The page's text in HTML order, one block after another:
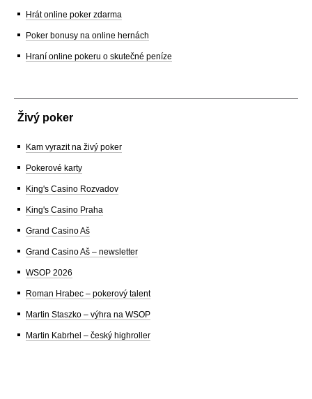
Hrát online poker zdarma
Poker bonusy na online hernách
Hraní online pokeru o skutečné peníze
Živý poker
Kam vyrazit na živý poker
Pokerové karty
King's Casino Rozvadov
King's Casino Praha
Grand Casino Aš
Grand Casino Aš – newsletter
WSOP 2026
Roman Hrabec – pokerový talent
Martin Staszko – výhra na WSOP
Martin Kabrhel – český highroller